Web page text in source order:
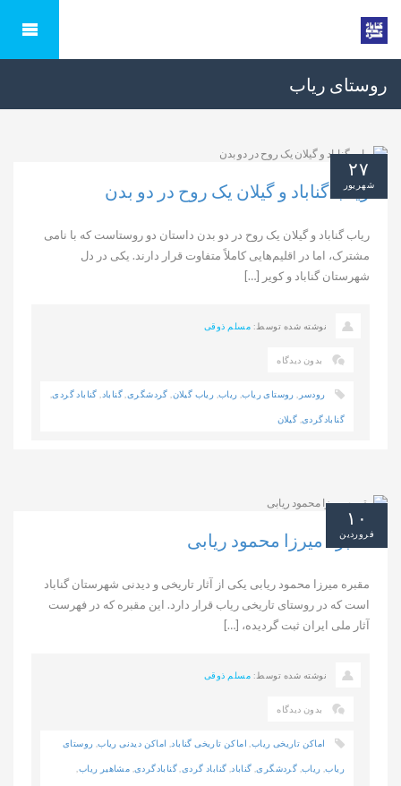
روستای ریاب
ریاب گناباد و گیلان یک روح در دو بدن
ریاب گناباد و گیلان یک روح در دو بدن داستان دو روستاست که با نامی
مشترک، اما در اقلیم‌هایی کاملاً متفاوت قرار دارند. یکی در دل
شهرستان گناباد و کویر […]
۲۷
شهریور
نوشته شده توسط: مسلم ذوقی
بدون دیدگاه
رودسر روستای ریاب, ریاب ریاب گیلان گردشگری گناباد گناباد گردی,
گنابادگردی گیلان
مقبره میرزا محمود ریابی
مقبره میرزا محمود ریابی یکی از آثار تاریخی و دیدنی شهرستان گناباد
است که در روستای تاریخی ریاب قرار دارد. این مقبره که در فهرست
آثار ملی ایران ثبت گردیده، […]
۱۰
فروردین
نوشته شده توسط: مسلم ذوقی
بدون دیدگاه
اماکن تاریخی ریاب اماکن تاریخی گناباد اماکن دیدنی ریاب, روستای
ریاب, ریاب گردشگری, گناباد گناباد گردی گنابادگردی, مشاهیر ریاب